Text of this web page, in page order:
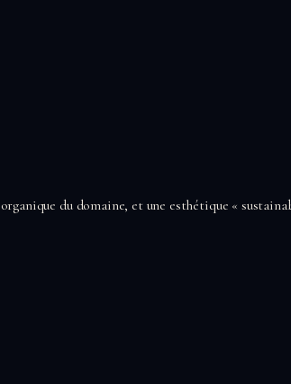
du domaine, et une esthétique «